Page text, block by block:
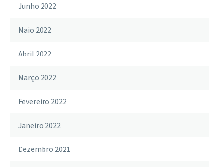
Junho 2022
Maio 2022
Abril 2022
Março 2022
Fevereiro 2022
Janeiro 2022
Dezembro 2021